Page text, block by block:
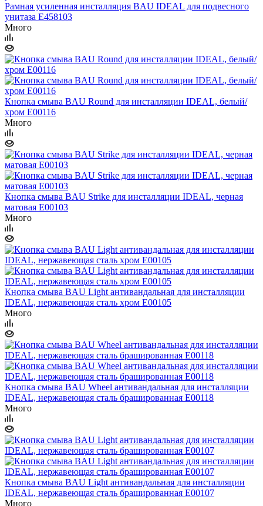
Рамная усиленная инсталляция BAU IDEAL для подвесного
унитаза E458103
Много
Кнопка смыва BAU Round для инсталляции IDEAL, белый/
хром E00116
Много
Кнопка смыва BAU Strike для инсталляции IDEAL, черная
матовая E00103
Много
Кнопка смыва BAU Light антивандальная для инсталляции
IDEAL, нержавеющая сталь хром E00105
Много
Кнопка смыва BAU Wheel антивандальная для инсталляции
IDEAL, нержавеющая сталь брашированная E00118
Много
Кнопка смыва BAU Light антивандальная для инсталляции
IDEAL, нержавеющая сталь брашированная E00107
Много